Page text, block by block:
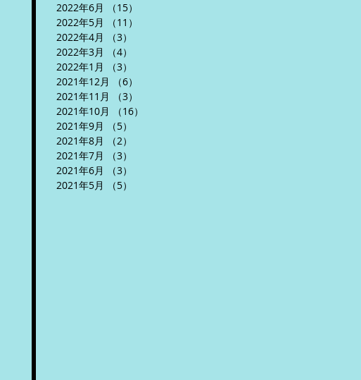
2022年6月
（15）
2022年5月
（11）
2022年4月
（3）
2022年3月
（4）
2022年1月
（3）
2021年12月
（6）
2021年11月
（3）
2021年10月
（16）
2021年9月
（5）
2021年8月
（2）
2021年7月
（3）
2021年6月
（3）
2021年5月
（5）